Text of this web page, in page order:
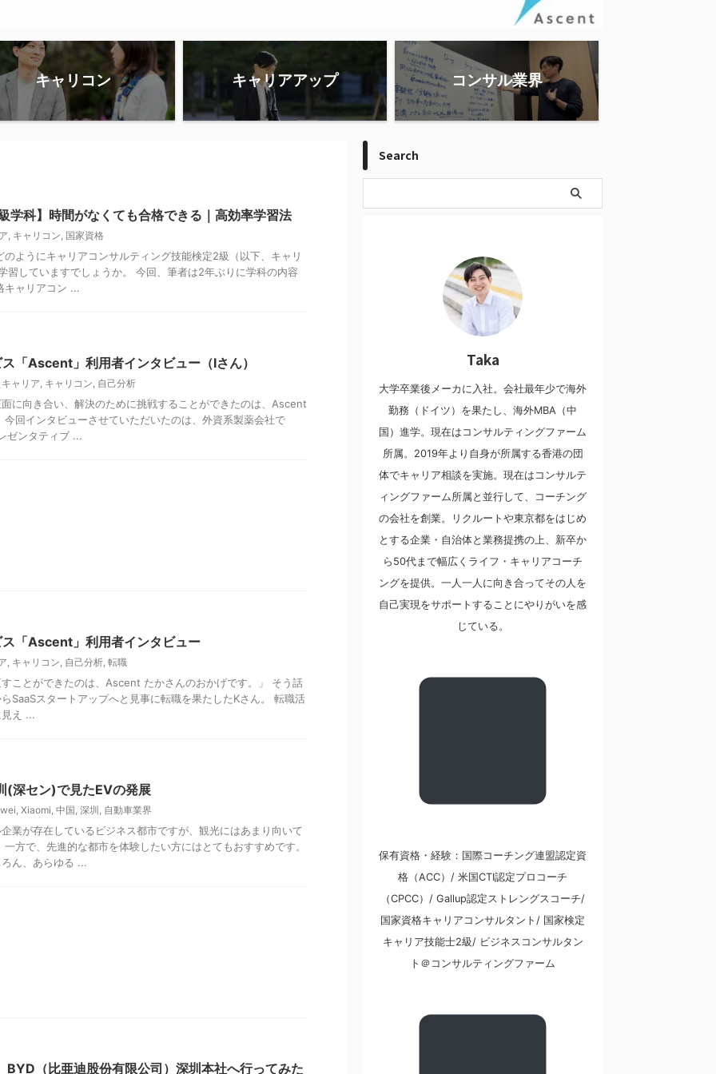
キャリコン キャリアアップ コンサル業界
学科】時間がなくても合格できる｜高効率学習法
キャリコン 国家資格
ようにキャリアコンサルティング技能検定2級（以下、キャリ
習していますでしょうか。 今回、筆者は2年ぶりに学科の内容
キャリアコン ...
「Ascent」利用者インタビュー（Iさん）
キャリア キャリコン 自己分析
に向き合い、解決のために挑戦することができたのは、Ascent
回インタビューさせていただいたのは、外資系製薬会社で
ゼンタティブ ...
「Ascent」利用者インタビュー
キャリコン 自己分析 転職
ことができたのは、Ascent たかさんのおかげです。」 そう話
SaaSスタートアップへと見事に転職を果たしたKさん。 転職活
え ...
(深セン)で見たEVの発展
Xiaomi 中国 深圳 自動車業界
業が存在しているビジネス都市ですが、観光にはあまり向いて
方で、先進的な都市を体験したい方にはとてもおすすめです。
ん、あらゆる ...
BYD（比亜迪股份有限公司）深圳本社へ行ってみた
Search
Taka
大学卒業後メーカに入社。会社最年少で海外
勤務（ドイツ）を果たし、海外MBA（中
国）進学。現在はコンサルティングファーム
所属。2019年より自身が所属する香港の団
体でキャリア相談を実施。現在はコンサルテ
ィングファーム所属と並行して、コーチング
の会社を創業。リクルートや東京都をはじめ
とする企業・自治体と業務提携の上、新卒か
ら50代まで幅広くライフ・キャリアコーチ
ングを提供。一人一人に向き合ってその人を
自己実現をサポートすることにやりがいを感
じている。
保有資格・経験：国際コーチング連盟認定資
格（ACC）/ 米国CTI認定プロコーチ
（CPCC）/ Gallup認定ストレングスコーチ/
国家資格キャリアコンサルタント/ 国家検定
キャリア技能士2級/ ビジネスコンサルタン
ト＠コンサルティングファーム